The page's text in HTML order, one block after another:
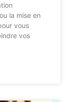
la mise en
vous
vos